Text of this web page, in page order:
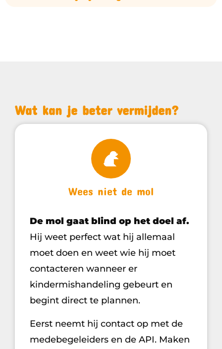
Wat kan je beter vermijden?
Wees niet de mol
De mol gaat blind op het doel af.
Hij weet perfect wat hij allemaal
moet doen en weet wie hij moet
contacteren wanneer er
kindermishandeling gebeurt en
begint direct te plannen.
Eerst neemt hij contact op met de
medebegeleiders en de API. Maken